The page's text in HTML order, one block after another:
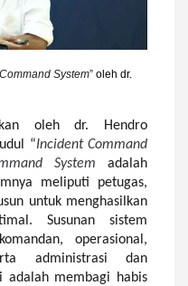
System” oleh dr.
oleh dr. Hendro
“Incident Command
System adalah
meliputi petugas,
untuk menghasilkan
Susunan sistem
operasional,
administrasi dan
adalah membagi habis